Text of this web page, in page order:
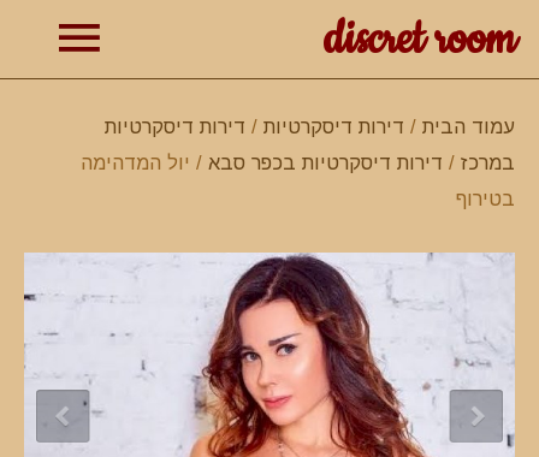
discret room
עמוד הבית / דירות דיסקרטיות / דירות דיסקרטיות
במרכז / דירות דיסקרטיות בכפר סבא / יול המדהימה
בטירוף